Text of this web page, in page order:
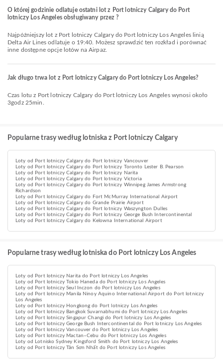
O której godzinie odlatuje ostatni lot z Port lotniczy Calgary do Port
lotniczy Los Angeles obsługiwany przez ?
Najpóźniejszy lot z Port lotniczy Calgary do Port lotniczy Los Angeles linią
Delta Air Lines odlatuje o 19:40. Możesz sprawdzić ten rozkład i porównać
inne dostępne opcje lotów na Airpaz.
Jak długo trwa lot z Port lotniczy Calgary do Port lotniczy Los Angeles?
Czas lotu z Port lotniczy Calgary do Port lotniczy Los Angeles wynosi około
3godz 25min.
Popularne trasy według lotniska z Port lotniczy Calgary
Loty od Port lotniczy Calgary do Port lotniczy Vancouver
Loty od Port lotniczy Calgary do Port lotniczy Toronto Lester B. Pearson
Loty od Port lotniczy Calgary do Port lotniczy Narita
Loty od Port lotniczy Calgary do Port lotniczy Victoria
Loty od Port lotniczy Calgary do Port lotniczy Winnipeg James Armstrong
Richardson
Loty od Port lotniczy Calgary do Fort McMurray International Airport
Loty od Port lotniczy Calgary do Grande Prairie Airport
Loty od Port lotniczy Calgary do Port lotniczy Waszyngton Dulles
Loty od Port lotniczy Calgary do Port lotniczy George Bush Intercontinental
Loty od Port lotniczy Calgary do Kelowna International Airport
Popularne trasy według lotniska do Port lotniczy Los Angeles
Loty od Port lotniczy Narita do Port lotniczy Los Angeles
Loty od Port lotniczy Tokio Haneda do Port lotniczy Los Angeles
Loty od Port lotniczy Seul Inczon do Port lotniczy Los Angeles
Loty od Port lotniczy Manila Ninoy Aquino International Airport do Port lotniczy
Los Angeles
Loty od Port lotniczy Hongkong do Port lotniczy Los Angeles
Loty od Port lotniczy Bangkok Suvarnabhumi do Port lotniczy Los Angeles
Loty od Port lotniczy Singapur Changi do Port lotniczy Los Angeles
Loty od Port lotniczy George Bush Intercontinental do Port lotniczy Los Angeles
Loty od Port lotniczy Vancouver do Port lotniczy Los Angeles
Loty od Port lotniczy Mactan–Cebu do Port lotniczy Los Angeles
Loty od Lotnisko Sydney Kingsford Smith do Port lotniczy Los Angeles
Loty od Port lotniczy Tân Sơn Nhất do Port lotniczy Los Angeles